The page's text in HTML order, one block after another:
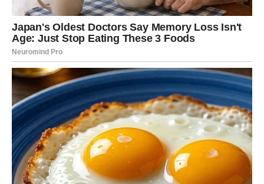
obećavajuće. Publika ih je često viđala zajedno, a činilo
se da ljubav cveta. Međutim, ni taj odnos nije imao srećan
kraj, a raskid je ponovo završio na naslovnicama tabloida.
Mediji su kasnije povezivali Radu i saVladimirom, koji je
bio njen vozač, ali ti navodi nikada nisu dobili ozbiljnu
potvrdu.
Uprkos svemu, pevačica ostaje dosledna sebi –čvrsto
veruje u postojanje prave ljubavi
i ne odustaje od ideje da
jednog dana pronađe partnera koji će ispuniti njene
kriterijume.